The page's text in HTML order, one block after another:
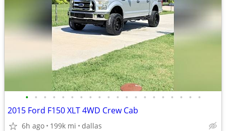
• • • • • • • • • • • • • • • • • • • •
2015 Ford F150 XLT 4WD Crew Cab
6h ago 199k mi dallas